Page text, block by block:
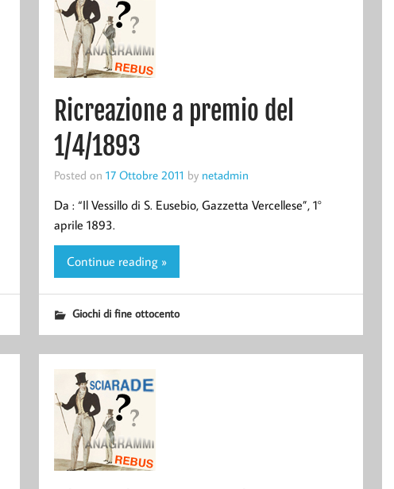
Ricreazione a premio del
1/4/1893
Posted on 17 Ottobre 2011 by netadmin
Da : “Il Vessillo di S. Eusebio, Gazzetta Vercellese”, 1°
aprile 1893.
Continue reading »
Giochi di fine ottocento